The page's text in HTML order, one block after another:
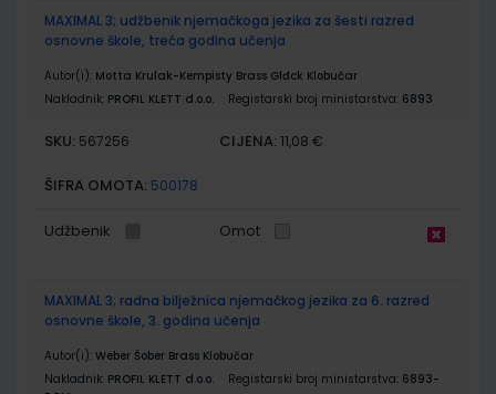
MAXIMAL 3; udžbenik njemačkoga jezika za šesti razred
osnovne škole, treća godina učenja
Autor(i): Motta Krulak-Kempisty Brass Glđck Klobučar
Nakladnik: PROFIL KLETT d.o.o. Registarski broj ministarstva: 6893
SKU: 567256 CIJENA: 11,08 €
ŠIFRA OMOTA: 500178
Udžbenik Omot
MAXIMAL 3; radna bilježnica njemačkog jezika za 6. razred
osnovne škole, 3. godina učenja
Autor(i): Weber Šober Brass Klobučar
Nakladnik: PROFIL KLETT d.o.o. Registarski broj ministarstva: 6893-